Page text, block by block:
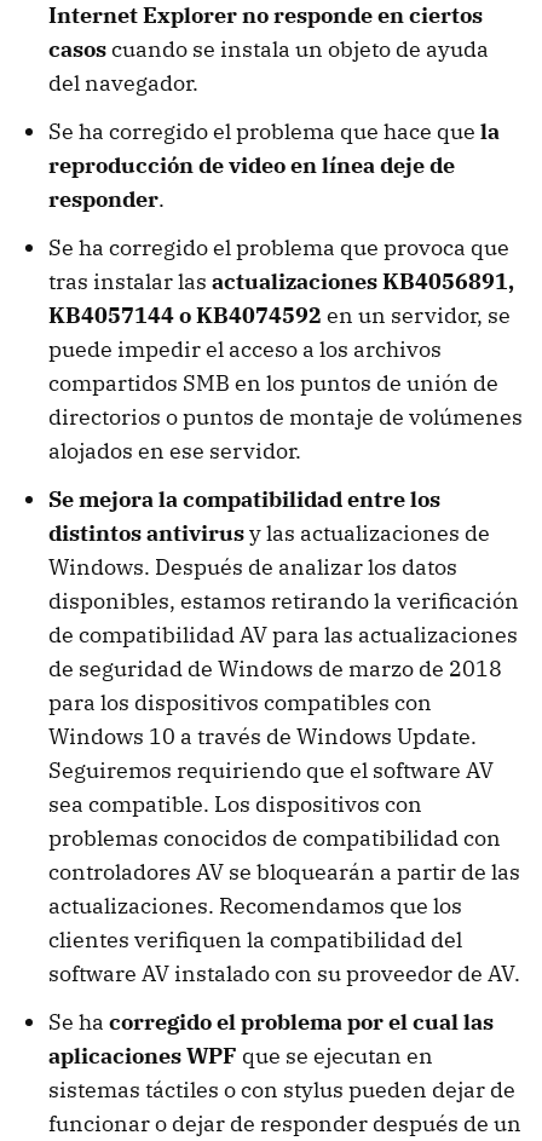
Internet Explorer no responde en ciertos
casoscuando se instala un objeto de ayuda
del navegador.
Se ha corregido el problema que hace que la
reproducción de video en línea deje de
responder.
Se ha corregido el problema que provoca que
tras instalar las actualizaciones KB4056891,
KB4057144 o KB4074592 en un servidor, se
puede impedir el acceso a los archivos
compartidos SMB en los puntos de unión de
directorios o puntos de montaje de volúmenes
alojados en ese servidor.
Se mejora la compatibilidad entre los
distintos antivirusy las actualizaciones de
Windows. Después de analizar los datos
disponibles, estamos retirando la verificación
de compatibilidad AV para las actualizaciones
de seguridad de Windows de marzo de 2018
para los dispositivos compatibles con
Windows 10 a través de Windows Update.
Seguiremos requiriendo que el software AV
sea compatible. Los dispositivos con
problemas conocidos de compatibilidad con
controladores AV se bloquearán a partir de las
actualizaciones. Recomendamos que los
clientes verifiquen la compatibilidad del
software AV instalado con su proveedor de AV.
Se ha corregido el problema por el cual las
aplicaciones WPF que se ejecutan en
sistemas táctiles o con stylus pueden dejar de
funcionar o dejar de responder después de un